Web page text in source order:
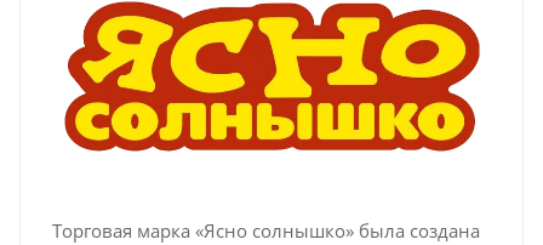
Торговая марка «Ясно солнышко» была создана